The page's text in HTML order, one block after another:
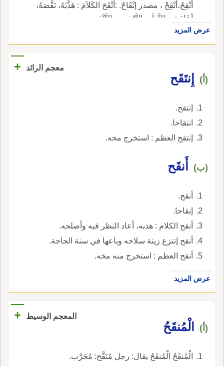
أُنْقِحُ،أَنْقِحْ ، مصدر إنْقَاحٌ. :أنْقَحَ الكَلاَمَ : هَذَّبَهُ، نَقَّصَهُ،
أعَادَ فِيهِ النَّظَرَ بِالتَّهْذِيبِ وَالتَّنْقِيحِ.
عرض المزيد
معجم الرائد +
(أ) إِنتَقَح
إنتقح.
انتقاحا.
إنتقح العظم : استخرج مخه.
(ب) أَنقَح
أنقح.
إنقاحا.
أنقح الكلام : هذبه، أعاد النظر فيه وأصلحه.
أنقح إنتزع زينة سلاحه وباعها في سنة الحاجة.
أنقح العظم : استخرج منه مخه.
عرض المزيد
المعجم الوسيط +
(أ) الْمُنقَحُ
الْمُنقَحُ الْمُنقَحُ يقال: رجل مُنَقَّح: مُجَرَّب.